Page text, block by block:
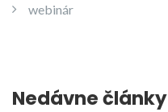
webinár
Nedávne články